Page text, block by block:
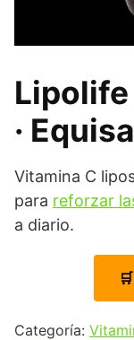
Lipolife
·
Vitamina C
para reforzar
a diario.
Categoría: